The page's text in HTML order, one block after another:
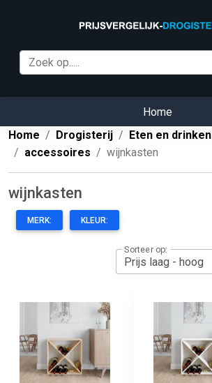
Home
Home
Drogisterij Eten en drinken
accessoires
wijnkasten
wijnkasten
MERK: KLEUR:
Sorteer op: